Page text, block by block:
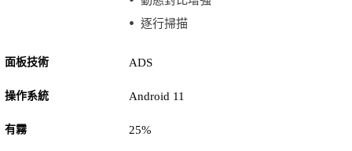
逐行掃描
面板技術 ADS
操作系統 Android 11
有霧 25%